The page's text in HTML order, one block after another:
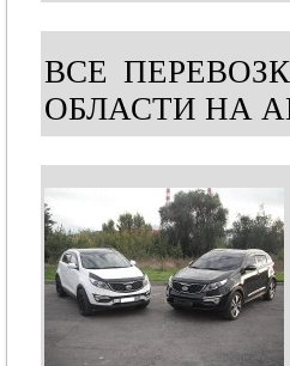
ВСЕ
ОБЛАСТИ НА